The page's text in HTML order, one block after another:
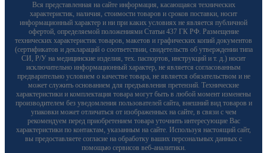
Вся представленная на сайте информация, касающаяся технических
характеристик, наличия, стоимости товаров и сроков поставки, носит
информационный характер и ни при каких условиях не является публичной
офертой, определяемой положениями Статьи 437 ГК РФ. Размещение
технических характеристик товаров, макетов и графических копий документов
(сертификатов и деклараций о соответствии, свидетельств об утверждении типа
СИ, Р/У на медицинские изделия, тех. паспортов, инструкций и т. д.) носит
исключительно информационный характер, не является согласованным
предварительно условием о качестве товара, не является обязательством и не
может служить основанием для предъявления претензий. Технические
характеристики и комплектация товара могут быть в любой момент изменены
производителем без уведомления пользователей сайта, внешний вид товаров и
упаковки может отличаться от изображенных на сайте, в связи с чем
рекомендуем перед приобретением товара уточнить интересующие Вас
характеристики по контактам, указанным на сайте. Используя настоящий сайт,
вы предоставляете согласие на обработку ваших персональных данных с
помощью сервисов веб-аналитики.